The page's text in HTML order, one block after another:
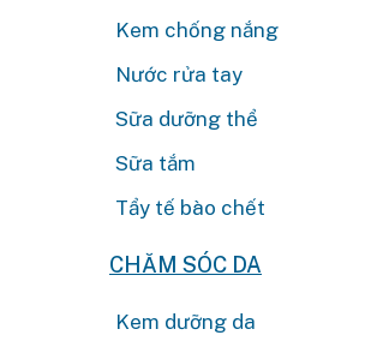
Kem chống nắng
Nước rửa tay
Sữa dưỡng thể
Sữa tắm
Tẩy tế bào chết
CHĂM SÓC DA
Kem dưỡng da